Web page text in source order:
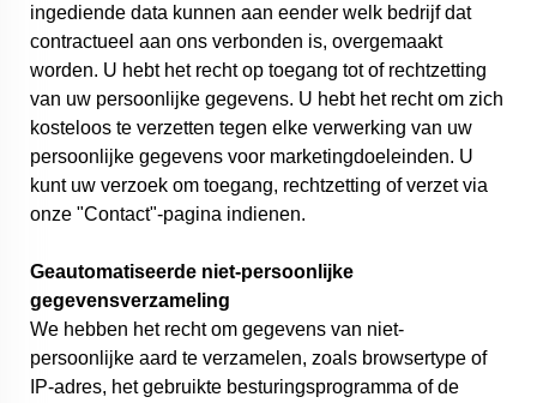
ingediende data kunnen aan eender welk bedrijf dat
contractueel aan ons verbonden is, overgemaakt
worden. U hebt het recht op toegang tot of rechtzetting
van uw persoonlijke gegevens. U hebt het recht om zich
kosteloos te verzetten tegen elke verwerking van uw
persoonlijke gegevens voor marketingdoeleinden. U
kunt uw verzoek om toegang, rechtzetting of verzet via
onze "Contact"-pagina indienen.
Geautomatiseerde niet-persoonlijke
gegevensverzameling
We hebben het recht om gegevens van niet-
persoonlijke aard te verzamelen, zoals browsertype of
IP-adres, het gebruikte besturingsprogramma of de